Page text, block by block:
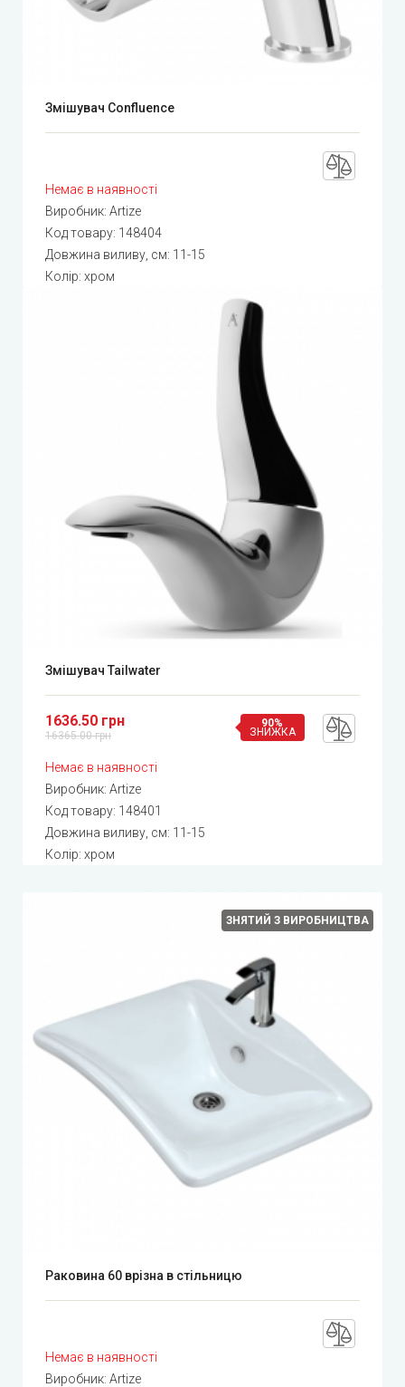
Змішувач Confluence
Немає в наявності
Виробник: Artize
Код товару: 148404
Довжина виливу, см: 11-15
Колір: хром
Змішувач Tailwater
1636.50 грн
16365.00 грн
90%
ЗНИЖКА
Немає в наявності
Виробник: Artize
Код товару: 148401
Довжина виливу, см: 11-15
Колір: хром
ЗНЯТИЙ З ВИРОБНИЦТВА
Раковина 60 врізна в стільницю
Немає в наявності
Виробник: Artize